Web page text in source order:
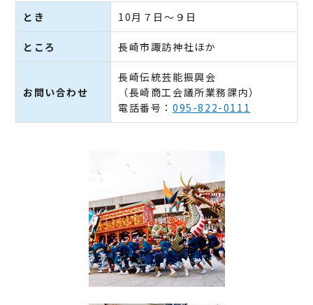
とき 10月７日～９日
ところ 長崎市諏訪神社ほか
お問い合わせ
長崎伝統芸能振興会
（長崎商工会議所業務課内）
電話番号： 095-822-0111